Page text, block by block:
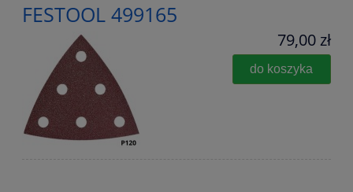
FESTOOL 499165
79,00 zł
do koszyka